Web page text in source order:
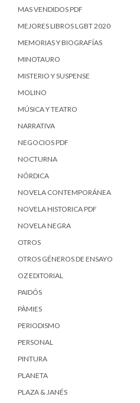
MAS VENDIDOS PDF
MEJORES LIBROS LGBT 2020
MEMORIAS Y BIOGRAFÍAS
MINOTAURO
MISTERIO Y SUSPENSE
MOLINO
MÚSICA Y TEATRO
NARRATIVA
NEGOCIOS PDF
NOCTURNA
NÓRDICA
NOVELA CONTEMPORÁNEA
NOVELA HISTORICA PDF
NOVELA NEGRA
OTROS
OTROS GÉNEROS DE ENSAYO
OZ EDITORIAL
PAIDÓS
PÀMIES
PERIODISMO
PERSONAL
PINTURA
PLANETA
PLAZA & JANÉS